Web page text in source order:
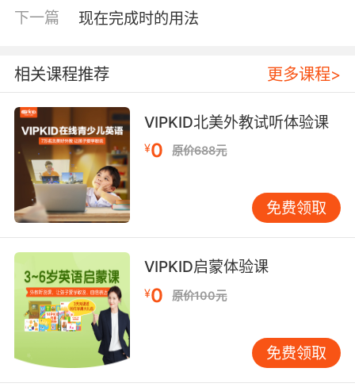
下一篇 现在完成时的用法
相关课程推荐 更多课程>
VIPKID北美外教试听体验课
¥0 原价688元
免费领取
VIPKID启蒙体验课
¥0 原价100元
免费领取